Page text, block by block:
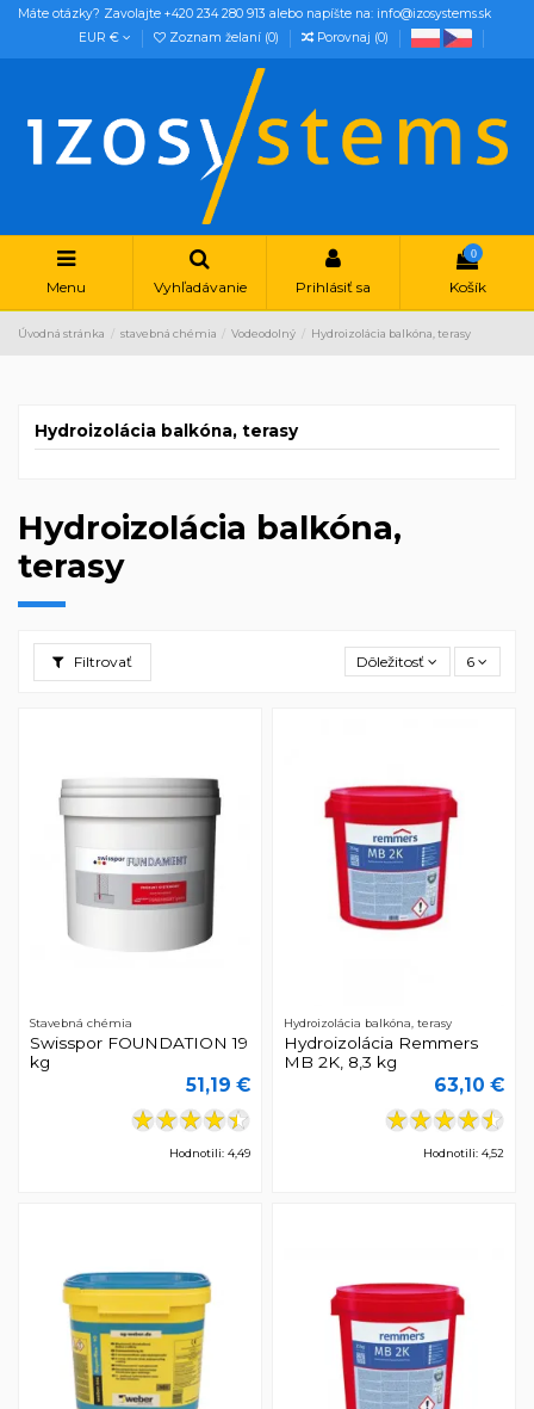
Máte otázky? Zavolajte +420 234 280 913 alebo napíšte na: info@izosystems.sk
EUR €
Zoznam želaní (0) Porovnaj (0)
Menu Vyhľadávanie Prihlásiť sa
0
Košík
Úvodná stránka stavebná chémia Vodeodolný Hydroizolácia balkóna, terasy
Hydroizolácia balkóna,
terasy
Filtrovať Dôležitosť 6
Stavebná chémia
Swisspor FOUNDATION 19
kg
51,19 €
Hodnotili: 4,49
Hydroizolácia balkóna, terasy
Hydroizolácia Remmers
MB 2K, 8,3 kg
63,10 €
Hodnotili: 4,52
Hydroizolácia balkóna, terasy